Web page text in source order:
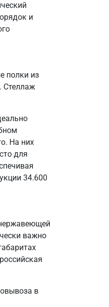
и
полки из
Стеллаж
На них
для
34.600
важно
в